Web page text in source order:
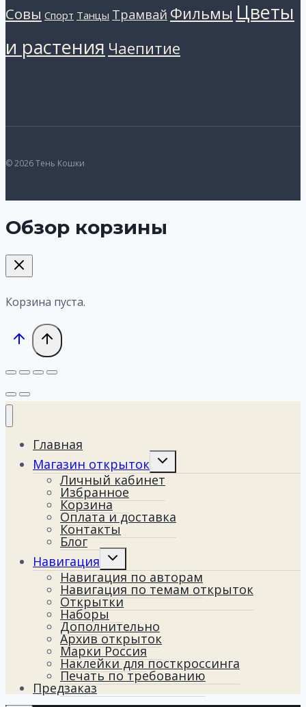
Совы Спорт Танцы Трамвай Фильмы Цветы
и растения Чаепитие
© 2026 Тень Кошки
Обзор корзины
Корзина пуста.
Главная
Магазин открыток
Переключить
меню
Личный кабинет
Избранное
Корзина
Оплата и доставка
Контакты
Блог
Навигация
Переключить
меню
Навигация по авторам
Навигация по темам открыток
Открытки
Наборы
Дополнительно
Архив открыток
Марки Россия
Наклейки для посткроссинга
Печать по требованию
Предзаказ